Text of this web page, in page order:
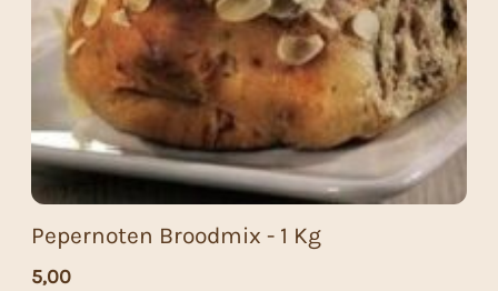
Pepernoten Broodmix - 1 Kg
5,00